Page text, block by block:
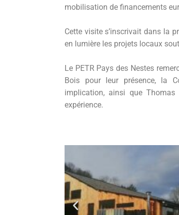
mobilisation de financements
Cette visite s’inscrivait dans la
en lumière les projets locaux
Le PETR Pays des Nestes
Bois pour leur présence, la
implication, ainsi que
expérience.